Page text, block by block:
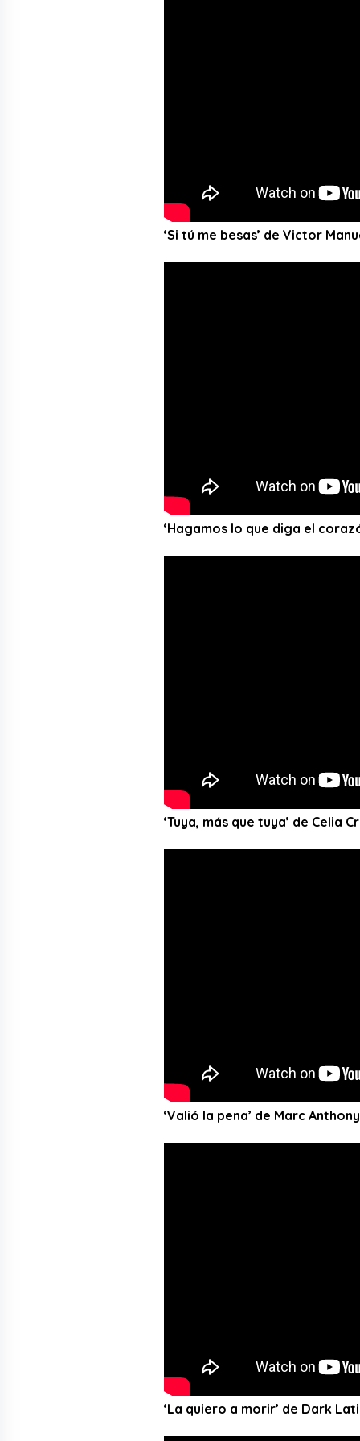
‘Si tú me besas’ de Victor
‘Hagamos lo que diga el
‘Tuya, más que tuya’ de Celia
‘Valió la pena’ de Marc Anthony
‘La quiero a morir’ de Dark